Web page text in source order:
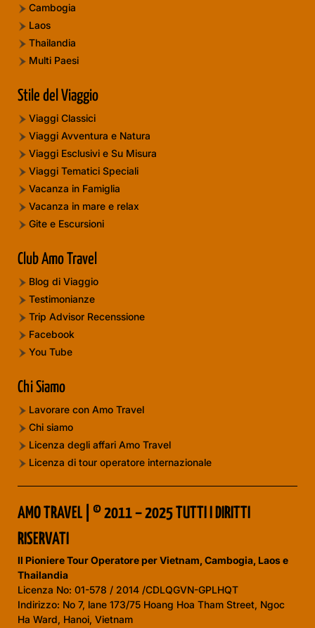
Cambogia
Laos
Thailandia
Multi Paesi
Stile del Viaggio
Viaggi Classici
Viaggi Avventura e Natura
Viaggi Esclusivi e Su Misura
Viaggi Tematici Speciali
Vacanza in Famiglia
Vacanza in mare e relax
Gite e Escursioni
Club Amo Travel
Blog di Viaggio
Testimonianze
Trip Advisor Recenssione
Facebook
You Tube
Chi Siamo
Lavorare con Amo Travel
Chi siamo
Licenza degli affari Amo Travel
Licenza di tour operatore internazionale
AMO TRAVEL | © 2011 – 2025 TUTTI I DIRITTI
RISERVATI
Il Pioniere Tour Operatore per Vietnam, Cambogia, Laos e
Thailandia
Licenza No: 01-578 / 2014 /CDLQGVN-GPLHQT
Indirizzo: No 7, lane 173/75 Hoang Hoa Tham Street, Ngoc
Ha Ward, Hanoi, Vietnam